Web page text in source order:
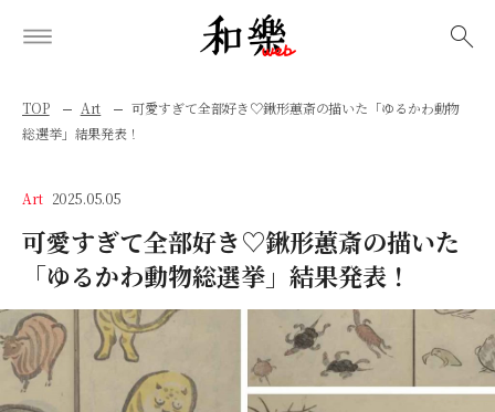
TOP Art
可愛すぎて全部好き♡鍬形蕙斎の描いた「ゆるかわ動物
総選挙」結果発表！
Art 2025.05.05
可愛すぎて全部好き♡鍬形蕙斎の描いた
「ゆるかわ動物総選挙」結果発表！